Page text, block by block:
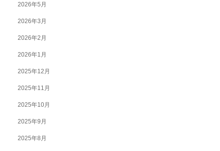
2026年5月
2026年3月
2026年2月
2026年1月
2025年12月
2025年11月
2025年10月
2025年9月
2025年8月